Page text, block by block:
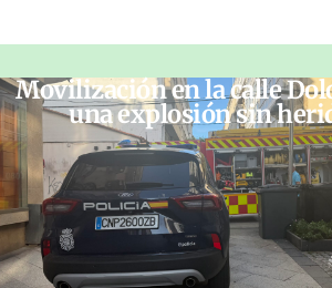
Movilización en la calle
una explosión sin